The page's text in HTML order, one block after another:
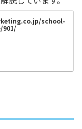
school-
901/